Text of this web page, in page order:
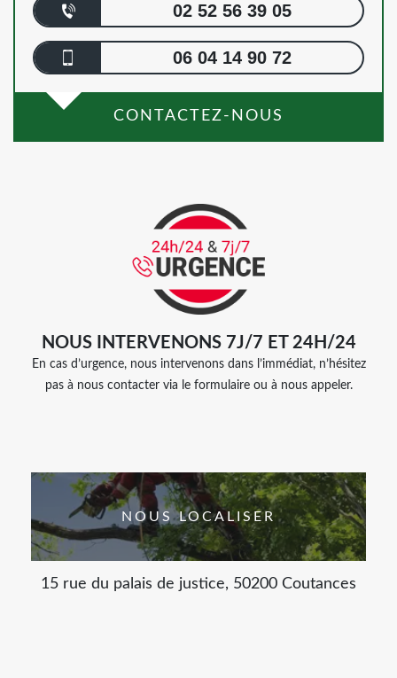
02 52 56 39 05
06 04 14 90 72
CONTACTEZ-NOUS
NOUS INTERVENONS 7J/7 ET 24H/24
En cas d’urgence, nous intervenons dans l’immédiat, n’hésitez
pas à nous contacter via le formulaire ou à nous appeler.
NOUS LOCALISER
15 rue du palais de justice, 50200 Coutances